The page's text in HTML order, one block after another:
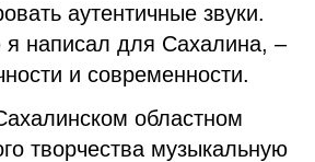
аутентичные звуки.
я написал для Сахалина, –
и современности.
областном
творчества музыкальную